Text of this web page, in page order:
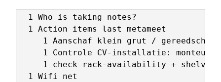
  1 Who is taking notes?
  1 Action items last metameet
     1 Aanschaf klein grut / gereedschap
1 Controle CV-installatie: monteur
1 check rack-availability + shelves
  1 Wifi net